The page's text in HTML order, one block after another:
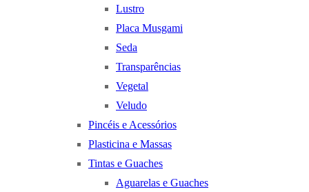
Lustro
Placa Musgami
Seda
Transparências
Vegetal
Veludo
Pincéis e Acessórios
Plasticina e Massas
Tintas e Guaches
Aguarelas e Guaches